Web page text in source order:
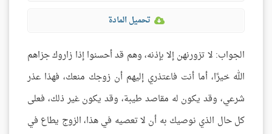
تحميل المادة
الجواب: لا تزورنهن إلا بإذنه، وهم قد أحسنوا إذا زاروك جزاهم
الله خيرًا، أما أنت فاعتذري إليهم أن زوجك منعك، فهذا عذر
شرعي، وقد يكون له مقاصد طيبة، وقد يكون غير ذلك، فعلى
كل حال الذي نوصيك به أن لا تعصيه في هذا، الزوج يطاع في